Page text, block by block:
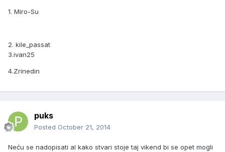
1. Miro-Su
2. kile_passat
3.ivan25
4.Zrinedin
puks
Posted October 21, 2014
Neću se nadopisati al kako stvari stoje taj vikend bi se opet mogli